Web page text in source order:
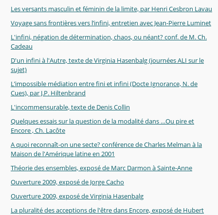
Les versants masculin et féminin de la limite, par Henri Cesbron Lavau
Voyage sans frontières vers l’infini, entretien avec Jean-Pierre Luminet
L'infini, négation de détermination, chaos, ou néant? conf. de M. Ch.
Cadeau
D'un infini à l'Autre, texte de Virginia Hasenbalg (journées ALI sur le
sujet)
L’impossible médiation entre fini et infini (Docte Ignorance, N. de
Cues), par J.P. Hiltenbrand
L'incommensurable, texte de Denis Collin
Quelques essais sur la question de la modalité dans …Ou pire et
Encore , Ch. Lacôte
A quoi reconnaît-on une secte? conférence de Charles Melman à la
Maison de l'Amérique latine en 2001
Théorie des ensembles, exposé de Marc Darmon à Sainte-Anne
Ouverture 2009, exposé de Jorge Cacho
Ouverture 2009, exposé de Virginia Hasenbalg
La pluralité des acceptions de l'être dans Encore, exposé de Hubert